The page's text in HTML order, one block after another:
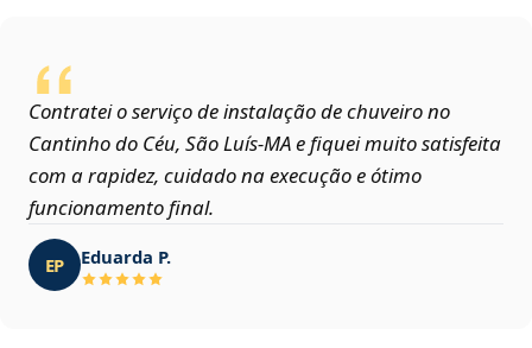
Contratei o serviço de instalação de chuveiro no
Cantinho do Céu, São Luís‑MA e fiquei muito satisfeita
com a rapidez, cuidado na execução e ótimo
funcionamento final.
EP Eduarda P.